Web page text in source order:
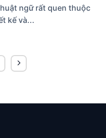
ngữ rất quen thuộc
kế và...